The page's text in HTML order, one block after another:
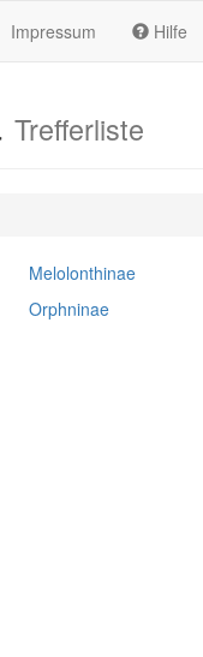
Impressum Hilfe
Trefferliste
Melolonthinae
Orphninae